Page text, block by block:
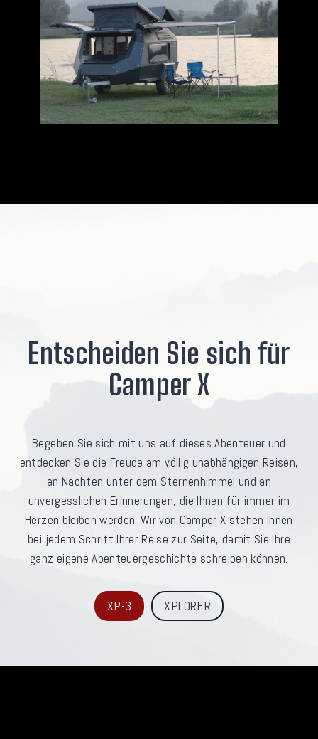
Entscheiden Sie sich für
Camper X
Begeben Sie sich mit uns auf dieses Abenteuer und
entdecken Sie die Freude am völlig unabhängigen Reisen,
an Nächten unter dem Sternenhimmel und an
unvergesslichen Erinnerungen, die Ihnen für immer im
Herzen bleiben werden. Wir von Camper X stehen Ihnen
bei jedem Schritt Ihrer Reise zur Seite, damit Sie Ihre
ganz eigene Abenteuergeschichte schreiben können.
XP-3 XPLORER